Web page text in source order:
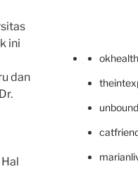
ini
dan